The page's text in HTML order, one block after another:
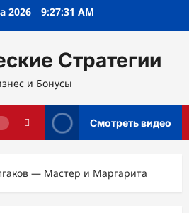
2026 9:27:32 AM
Стратегии
и Бонусы
Смотреть видео
— Мастер и Маргарита